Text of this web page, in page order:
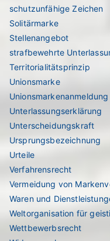
schutzunfähige Zeichen
Solitärmarke
Stellenangebot
strafbewehrte
Territorialitätsprinzip
Unionsmarke
Unionsmarkenanmeldung
Unterlassungserklärung
Unterscheidungskraft
Ursprungsbezeichnung
Urteile
Verfahrensrecht
Vermeidung von
Waren und
Weltorganisation für
Wettbewerbsrecht